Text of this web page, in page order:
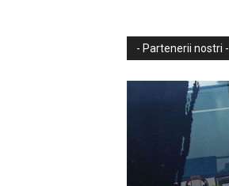
- Partenerii nostri -